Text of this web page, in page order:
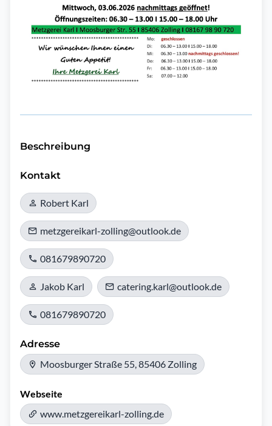
Beschreibung
Kontakt
Robert Karl
metzgereikarl-zolling@outlook.de
081679890720
Jakob Karl catering.karl@outlook.de
081679890720
Adresse
Moosburger Straße 55, 85406 Zolling
Webseite
www.metzgereikarl-zolling.de